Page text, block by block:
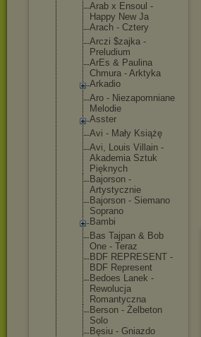
Arab x Ensoul -
Happy New Ja
Arach - Cztery
Arczi $zajka -
Preludium
ArEs & Paulina
Chmura - Arktyka
Arkadio
Aro - Niezapomniane
Melodie
Asster
Avi - Mały Książę
Avi, Louis Villain -
Akademia Sztuk
Pięknych
Bajorson -
Artystycznie
Bajorson - Siemano
Soprano
Bambi
Bas Tajpan & Bob
One - Teraz
BDF REPRESENT -
BDF Represent
Bedoes Lanek -
Rewolucja
Romantyczna
Berson - Żelbeton
Solo
Bęsiu - Gniazdo